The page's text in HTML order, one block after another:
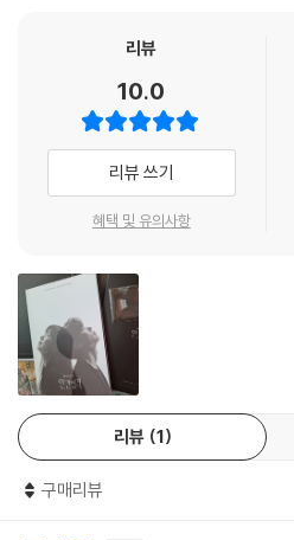
리뷰
10.0
리뷰 쓰기
혜택 및 유의사항
리뷰 1
구매리뷰